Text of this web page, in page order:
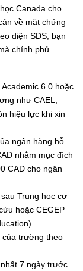
Canada cho
về mặt chứng
diện SDS, bạn
chính phủ
6.0 hoặc
như CAEL,
hiệu lực khi xin
ngân hàng hỗ
nhằm mục đích
CAD cho ngân
Trung học cơ
hoặc CEGEP
của trường theo
7 ngày trước